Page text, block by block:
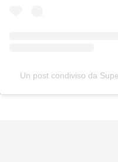
Un post condiviso da